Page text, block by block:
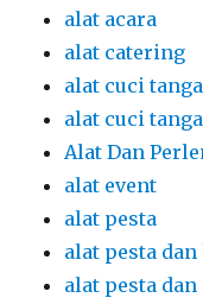
alat acara
alat catering
alat cuci
alat cuci
Alat Dan
alat event
alat pesta
alat pesta
alat pesta